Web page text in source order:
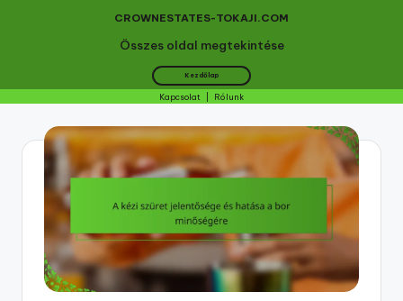
Összes oldal megtekintése
CROWNESTATES-TOKAJI.COM
Kezdőlap
Kapcsolat Rólunk